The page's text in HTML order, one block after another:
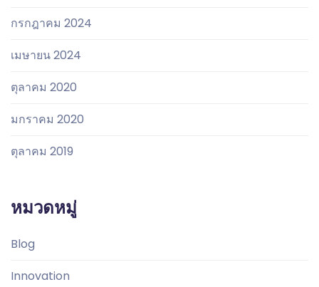
กรกฎาคม 2024
เมษายน 2024
ตุลาคม 2020
มกราคม 2020
ตุลาคม 2019
หมวดหมู่
Blog
Innovation